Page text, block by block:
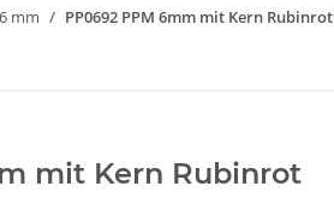
mm PP0692 PPM 6mm mit Kern Rubinrot
mit Kern Rubinrot